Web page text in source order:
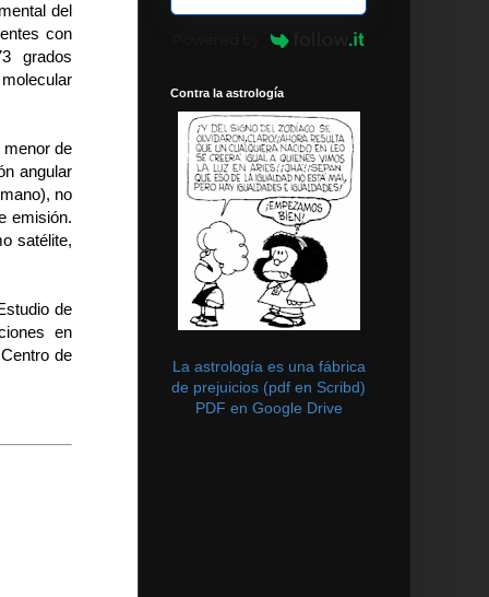
del
con
grados
de
angular
no
emisión.
satélite,
de
en
de
Contra la astrología
La astrología es una fábrica
de prejuicios (pdf en Scribd)
PDF en Google Drive